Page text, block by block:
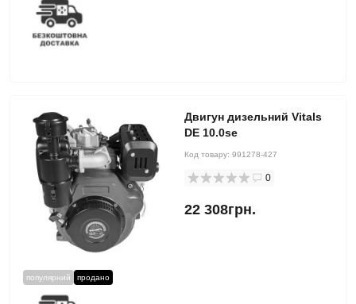
популярний продано
Двигун дизельний Vitals
DE 10.0se
Код товару: 991278-427
0
22 308грн.